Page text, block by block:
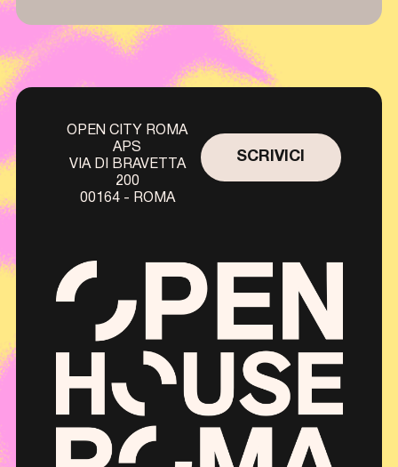
OPEN CITY ROMA
APS
VIA DI BRAVETTA
200
00164 - ROMA
SCRIVICI